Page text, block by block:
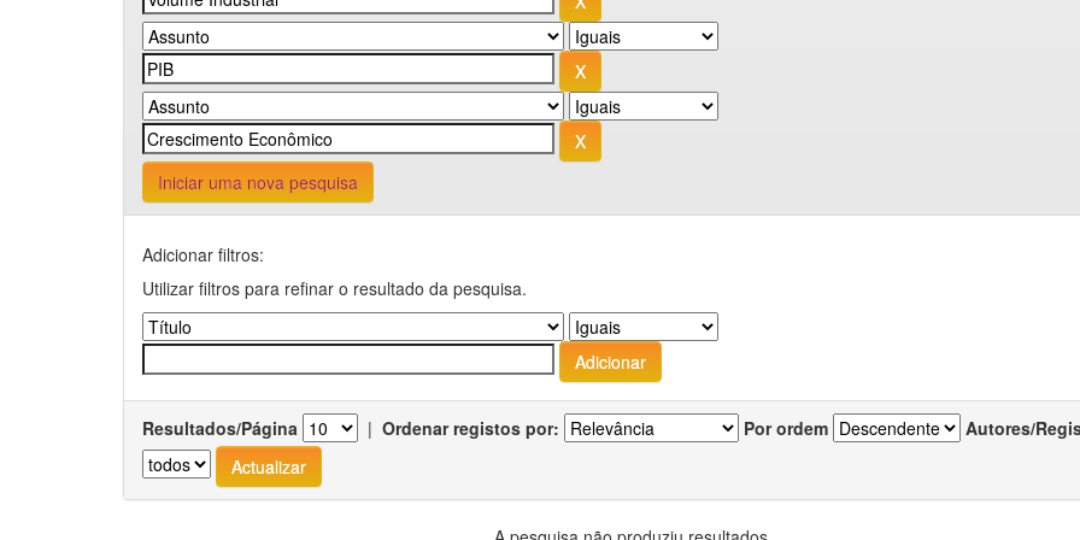
Iniciar uma nova pesquisa
Adicionar filtros:
Utilizar filtros para refinar o resultado da pesquisa.
Resultados/Página | Ordenar registos por: Por ordem Autores/